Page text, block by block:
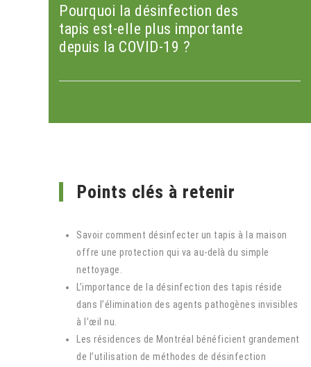
Pourquoi la désinfection des
tapis est-elle plus importante
depuis la COVID-19 ?
Points clés à retenir
Savoir comment désinfecter un tapis à la maison
offre une protection qui va au-delà du simple
nettoyage.
L’importance de la désinfection des tapis réside
dans l’élimination des agents pathogènes invisibles
à l’œil nu.
Les résidences de Montréal bénéficient grandement
de l’utilisation de méthodes de désinfection